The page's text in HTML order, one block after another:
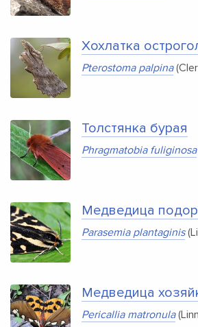
Хохлатка
Pterostoma palpina
Толстянка бурая
Phragmatobia fuliginosa
Медведица
Parasemia plantaginis
Медведица
Pericallia matronula